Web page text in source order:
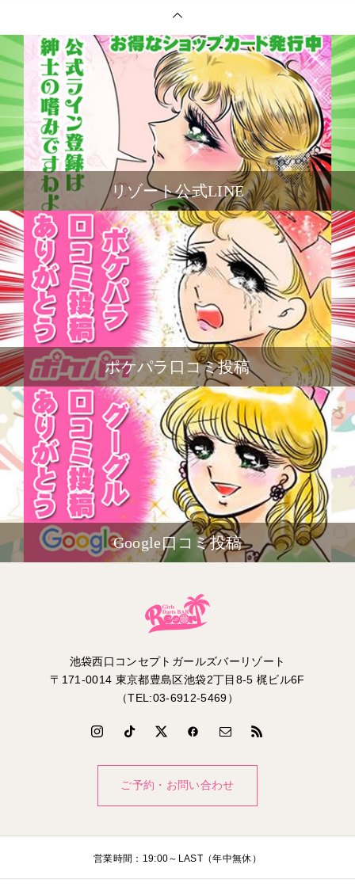
リゾート公式LINE
ポケパラ口コミ投稿
Google口コミ投稿
池袋西口コンセプトガールズバーリゾート
〒171-0014 東京都豊島区池袋2丁目8-5 梶ビル6F
（TEL:03-6912-5469）
ご予約・お問い合わせ
営業時間：19:00～LAST（年中無休）